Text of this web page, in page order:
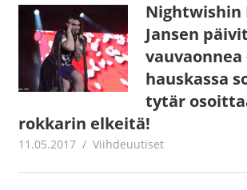
Nightwishin
Jansen
vauvaonnea
hauskassa
tytär
rokkarin elkeitä!
11.05.2017 Juha Kaunisto
Viihdeuutiset